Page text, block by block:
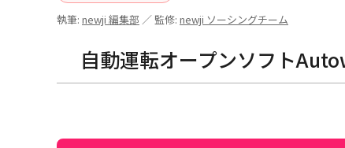
執筆: newji 編集部 ／ 監修: newji ソーシングチーム
自動運転オープンソフト